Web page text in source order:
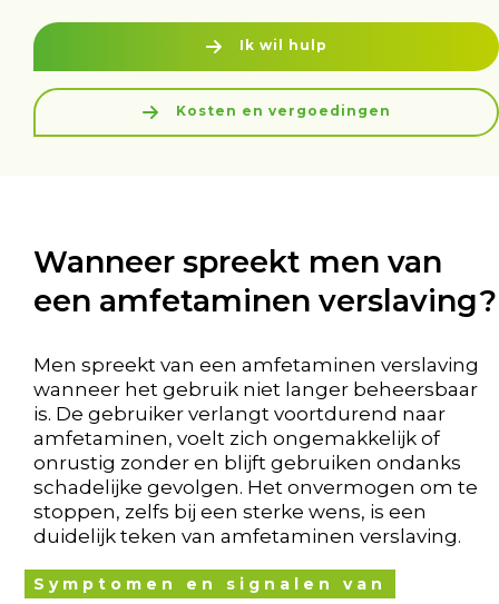
Ik wil hulp
Kosten en vergoedingen
Wanneer spreekt men van
een amfetaminen verslaving?
Men spreekt van een amfetaminen verslaving
wanneer het gebruik niet langer beheersbaar
is. De gebruiker verlangt voortdurend naar
amfetaminen, voelt zich ongemakkelijk of
onrustig zonder en blijft gebruiken ondanks
schadelijke gevolgen. Het onvermogen om te
stoppen, zelfs bij een sterke wens, is een
duidelijk teken van amfetaminen verslaving.
Symptomen en signalen van